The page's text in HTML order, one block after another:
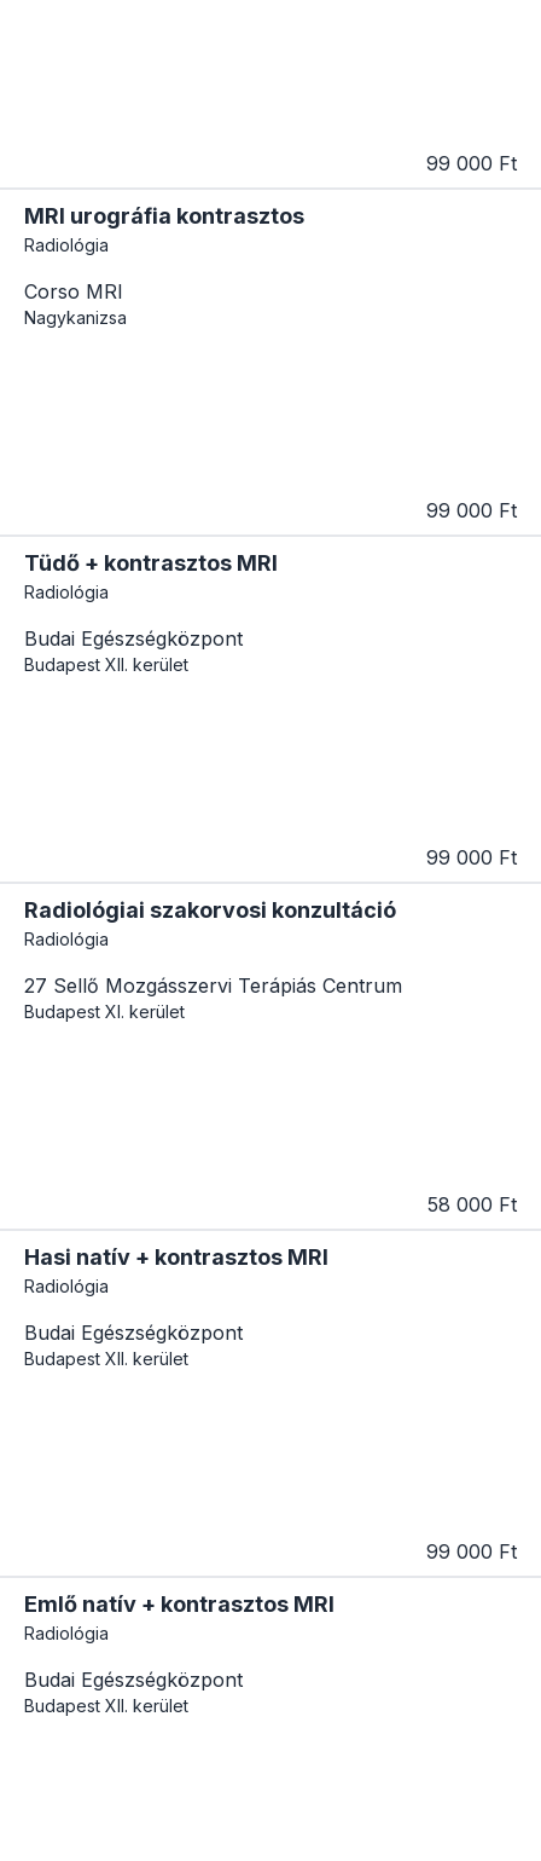
99 000 Ft
MRI urográfia kontrasztos
Radiológia
Corso MRI
Nagykanizsa
99 000 Ft
Tüdő + kontrasztos MRI
Radiológia
Budai Egészségközpont
Budapest XII. kerület
99 000 Ft
Radiológiai szakorvosi konzultáció
Radiológia
27 Sellő Mozgásszervi Terápiás Centrum
Budapest XI. kerület
58 000 Ft
Hasi natív + kontrasztos MRI
Radiológia
Budai Egészségközpont
Budapest XII. kerület
99 000 Ft
Emlő natív + kontrasztos MRI
Radiológia
Budai Egészségközpont
Budapest XII. kerület